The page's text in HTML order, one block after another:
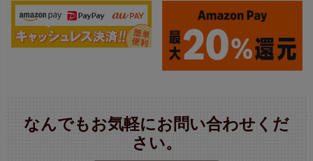
なんでもお気軽にお問い合わせくだ
さい。